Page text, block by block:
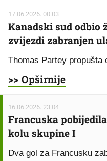
17.06.2026. 00:03
Kanadski sud odbio
zvijezdi zabranjen
Thomas Partey propušta
>> Opširnije
16.06.2026. 23:04
Francuska
kolu skupine I
Dva gol za Francusku